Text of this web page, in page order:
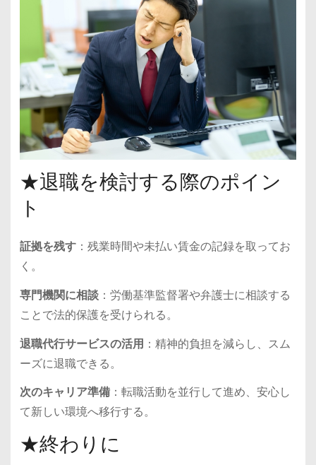
★退職を検討する際のポイン
ト
証拠を残す：残業時間や未払い賃金の記録を取ってお
く。
専門機関に相談：労働基準監督署や弁護士に相談する
ことで法的保護を受けられる。
退職代行サービスの活用 ：精神的負担を減らし、スム
ーズに退職できる。
次のキャリア準備：転職活動を並行して進め、安心し
て新しい環境へ移行する。
★終わりに